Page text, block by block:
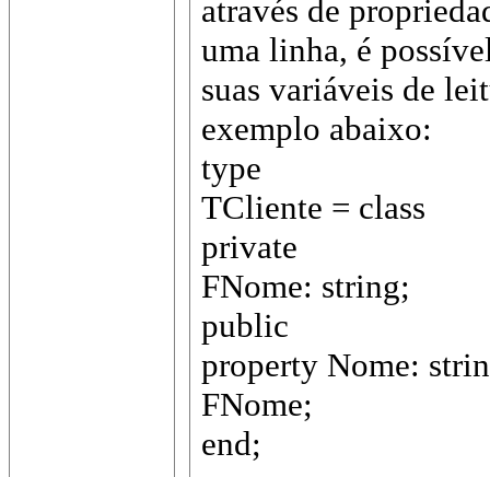
através de
uma linha, é
suas variáveis de
exemplo abaixo:
type
TCliente = class
private
FNome: string;
public
property Nome:
FNome;
end;